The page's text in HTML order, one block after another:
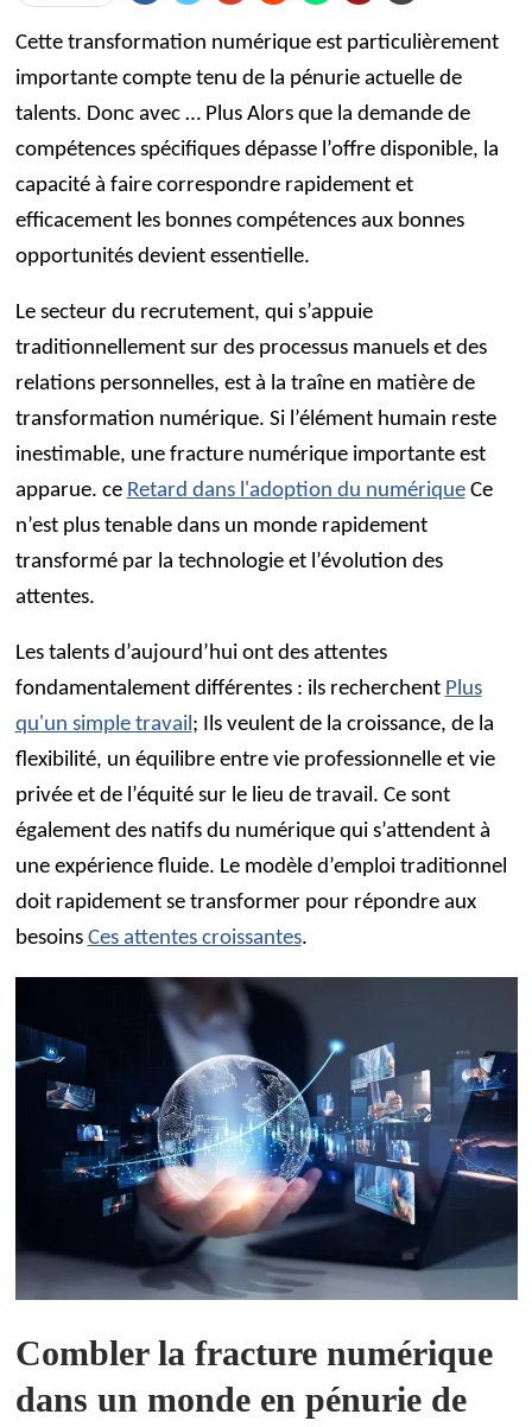
Cette transformation numérique est particulièrement
importante compte tenu de la pénurie actuelle de
talents. Donc avec … PlusAlors que la demande de
compétences spécifiques dépasse l’offre disponible, la
capacité à faire correspondre rapidement et
efficacement les bonnes compétences aux bonnes
opportunités devient essentielle.
Le secteur du recrutement, qui s’appuie
traditionnellement sur des processus manuels et des
relations personnelles, est à la traîne en matière de
transformation numérique. Si l’élément humain reste
inestimable, une fracture numérique importante est
apparue. ce Retard dans l'adoption du numériqueCe
n’est plus tenable dans un monde rapidement
transformé par la technologie et l’évolution des
attentes.
Les talents d’aujourd’hui ont des attentes
fondamentalement différentes : ils recherchent Plus
qu'un simple travail; Ils veulent de la croissance, de la
flexibilité, un équilibre entre vie professionnelle et vie
privée et de l’équité sur le lieu de travail. Ce sont
également des natifs du numérique qui s’attendent à
une expérience fluide. Le modèle d’emploi traditionnel
doit rapidement se transformer pour répondre aux
besoins Ces attentes croissantes.
Combler la fracture numérique
dans un monde en pénurie de